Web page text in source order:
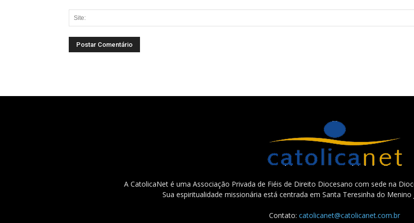
A CatolicaNet é uma Associação Privada de Fiéis de Direito Diocesano com sede na
Sua espiritualidade missionária está centrada em Santa Teresinha do Menino
Contato:catolicanet@catolicanet.com.br